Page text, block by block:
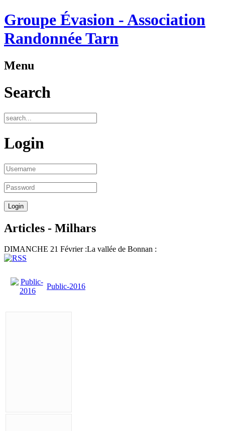
Groupe Évasion - Association
Randonnée Tarn
Menu
Search
Login
Articles - Milhars
DIMANCHE 21 Février :La vallée de Bonnan :
Public-2016